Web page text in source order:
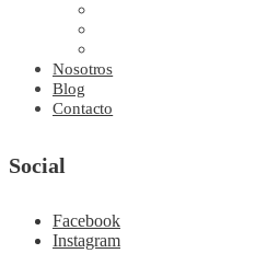
Nosotros
Blog
Contacto
Social
Facebook
Instagram